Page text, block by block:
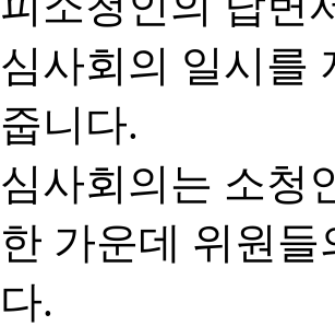
심사회의 일시를
줍니다.
심사회의는 소청
한 가운데 위원
다.